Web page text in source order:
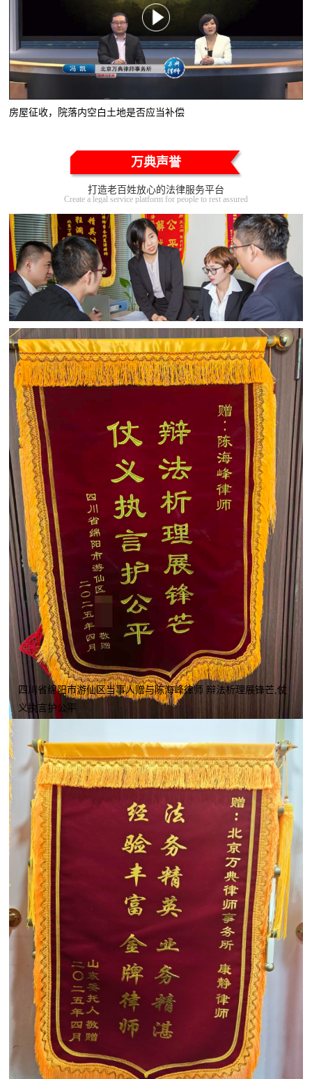
房屋征收，院落内空白土地是否应当补偿
万典声誉
打造老百姓放心的法律服务平台
Create a legal service platform for people to rest assured
四川省绵阳市游仙区当事人赠与陈海峰律师 辩法析理展锋芒,仗
义执言护公平